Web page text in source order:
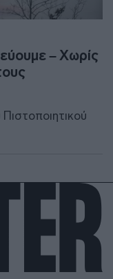
– Χωρίς